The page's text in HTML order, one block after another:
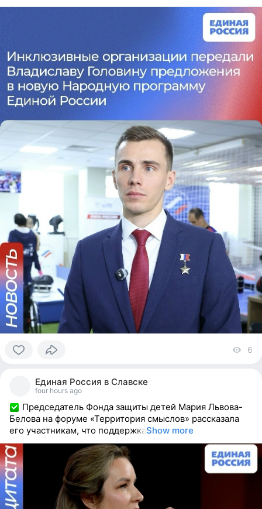
6
Единая Россия в Славске
four hours ago
Председатель Фонда защиты детей Мария Львова-
Белова на форуме «Территория смыслов» рассказала
его участникам, что поддержкаShow more